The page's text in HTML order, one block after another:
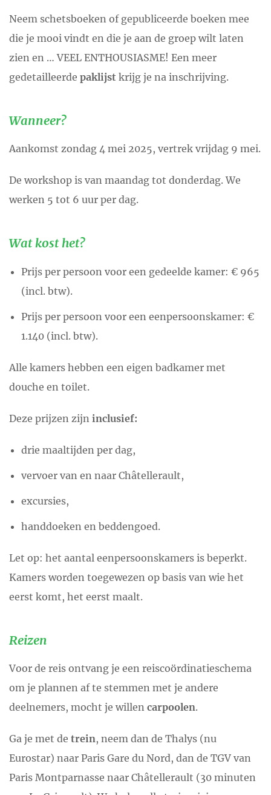
Neem schetsboeken of gepubliceerde boeken mee
die je mooi vindt en die je aan de groep wilt laten
zien en … VEEL ENTHOUSIASME! Een meer
gedetailleerde paklijst krijg je na inschrijving.
Wanneer?
Aankomst zondag 4 mei 2025, vertrek vrijdag 9 mei.
De workshop is van maandag tot donderdag. We
werken 5 tot 6 uur per dag.
Wat kost het?
Prijs per persoon voor een gedeelde kamer: € 965
(incl. btw).
Prijs per persoon voor een eenpersoonskamer: €
1.140 (incl. btw).
Alle kamers hebben een eigen badkamer met
douche en toilet.
Deze prijzen zijn inclusief:
drie maaltijden per dag,
vervoer van en naar Châtellerault,
excursies,
handdoeken en beddengoed.
Let op: het aantal eenpersoonskamers is beperkt.
Kamers worden toegewezen op basis van wie het
eerst komt, het eerst maalt.
Reizen
Voor de reis ontvang je een reiscoördinatieschema
om je plannen af te stemmen met je andere
deelnemers, mocht je willen carpoolen.
Ga je met de trein, neem dan de Thalys (nu
Eurostar) naar Paris Gare du Nord, dan de TGV van
Paris Montparnasse naar Châtellerault (30 minuten